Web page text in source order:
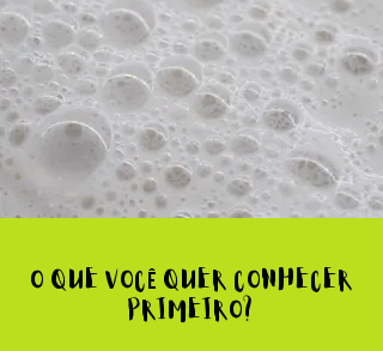
o que você quer conhecer
primeiro?